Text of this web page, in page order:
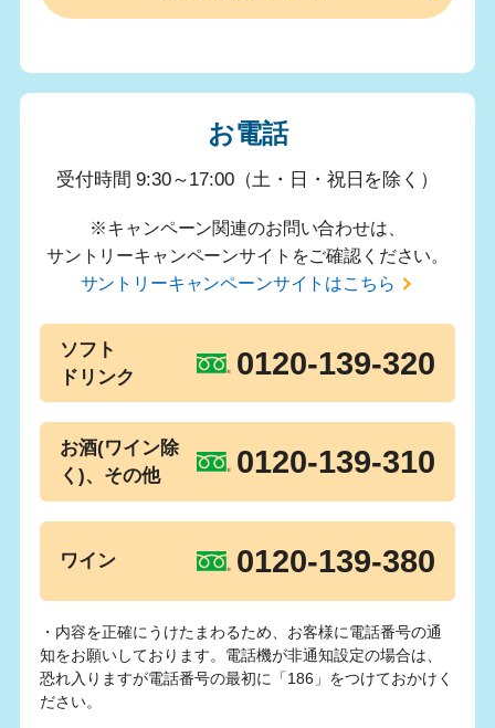
お電話
受付時間 9:30～17:00（土・日・祝日を除く）
※キャンペーン関連のお問い合わせは、
サントリーキャンペーンサイトをご確認ください。
サントリーキャンペーンサイトはこちら
ソフト
ドリンク
0120-139-320
お酒(ワイン除
く)、その他
0120-139-310
ワイン 0120-139-380
・内容を正確にうけたまわるため、お客様に電話番号の通
知をお願いしております。電話機が非通知設定の場合は、
恐れ入りますが電話番号の最初に「186」をつけておかけく
ださい。